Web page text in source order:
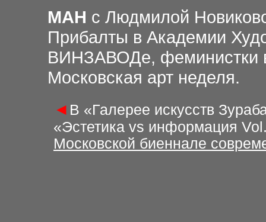
МАН с Людмилой
Прибалты в Академии
ВИНЗАВОДе, феминистки
Московская арт неделя.
◄ В «Галерее искусств
«Эстетика vs информация
Московской биеннале